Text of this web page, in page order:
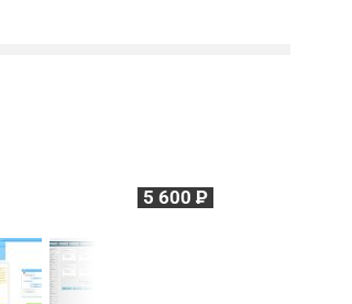
5 600 Р